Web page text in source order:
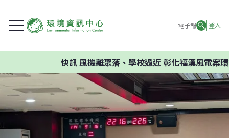
電子報 登入
風機離聚落、學校過近 彰化福漢風電案環委建